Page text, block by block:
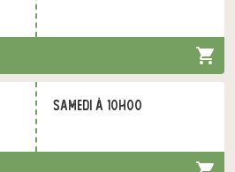
samedi à 10h00